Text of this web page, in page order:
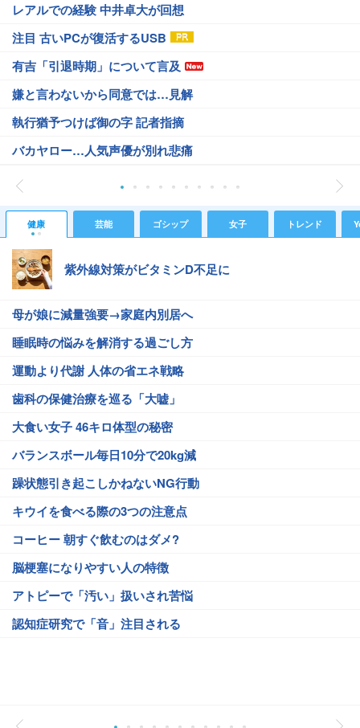
レアルでの経験 中井卓大が回想
注目 古いPCが復活するUSB
有吉「引退時期」について言及
嫌と言わないから同意では…見解
執行猶予つけば御の字 記者指摘
バカヤロー…人気声優が別れ悲痛
健康 芸能 ゴシップ 女子 トレンド
紫外線対策がビタミンD不足に
母が娘に減量強要→家庭内別居へ
睡眠時の悩みを解消する過ごし方
運動より代謝 人体の省エネ戦略
歯科の保健治療を巡る「大嘘」
大食い女子 46キロ体型の秘密
バランスボール毎日10分で20kg減
躁状態引き起こしかねないNG行動
キウイを食べる際の3つの注意点
コーヒー 朝すぐ飲むのはダメ?
脳梗塞になりやすい人の特徴
アトピーで「汚い」扱いされ苦悩
認知症研究で「音」注目される